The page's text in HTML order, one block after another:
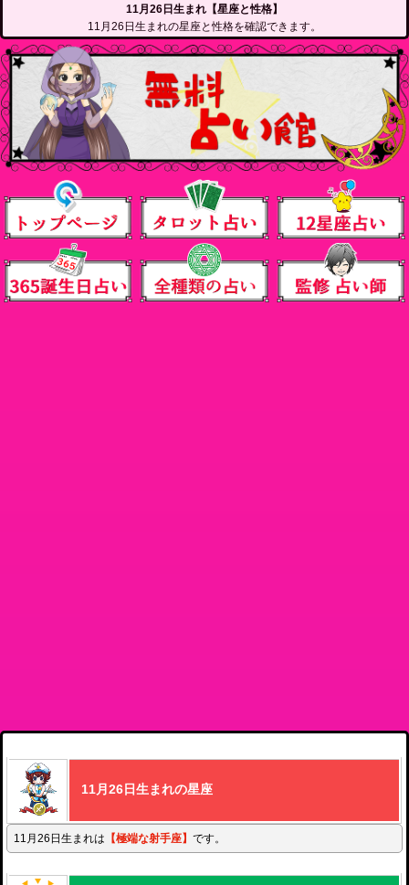
11月26日生まれ【星座と性格】
11月26日生まれの星座と性格を確認できます。
11月26日生まれの星座
11月26日生まれは 【極端な射手座】 です。